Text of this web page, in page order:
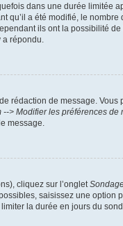
dans une durée limitée
qu’il a été modifié, le nombre
ils ont la possibilité
répondu.
rédaction de message. Vous
--> Modifier les préférences de
message.
cliquez sur l’onglet
saisissez une option
la durée en jours du